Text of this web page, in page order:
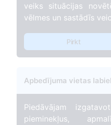
veiks situācijas
vēlmes un sastādīs
Pirkt
Apbedījuma vietas
Piedāvājam
pieminekļus,